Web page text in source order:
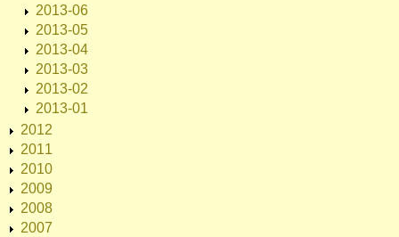
2013-06
2013-05
2013-04
2013-03
2013-02
2013-01
2012
2011
2010
2009
2008
2007